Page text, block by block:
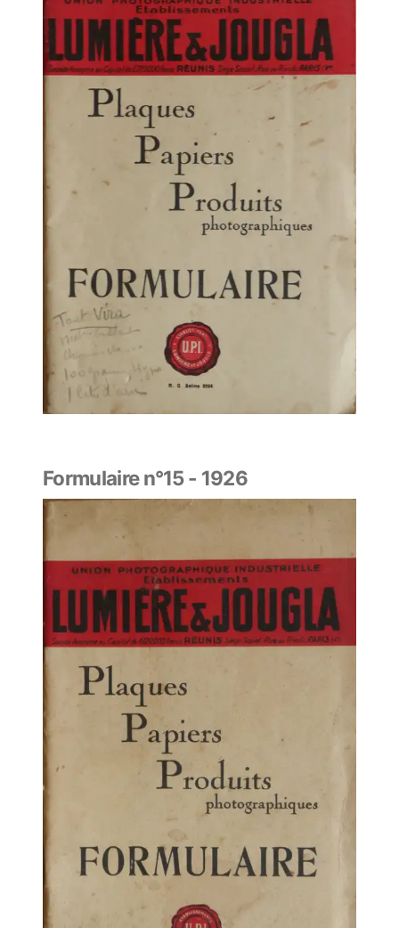
Formulaire n°15 - 1926